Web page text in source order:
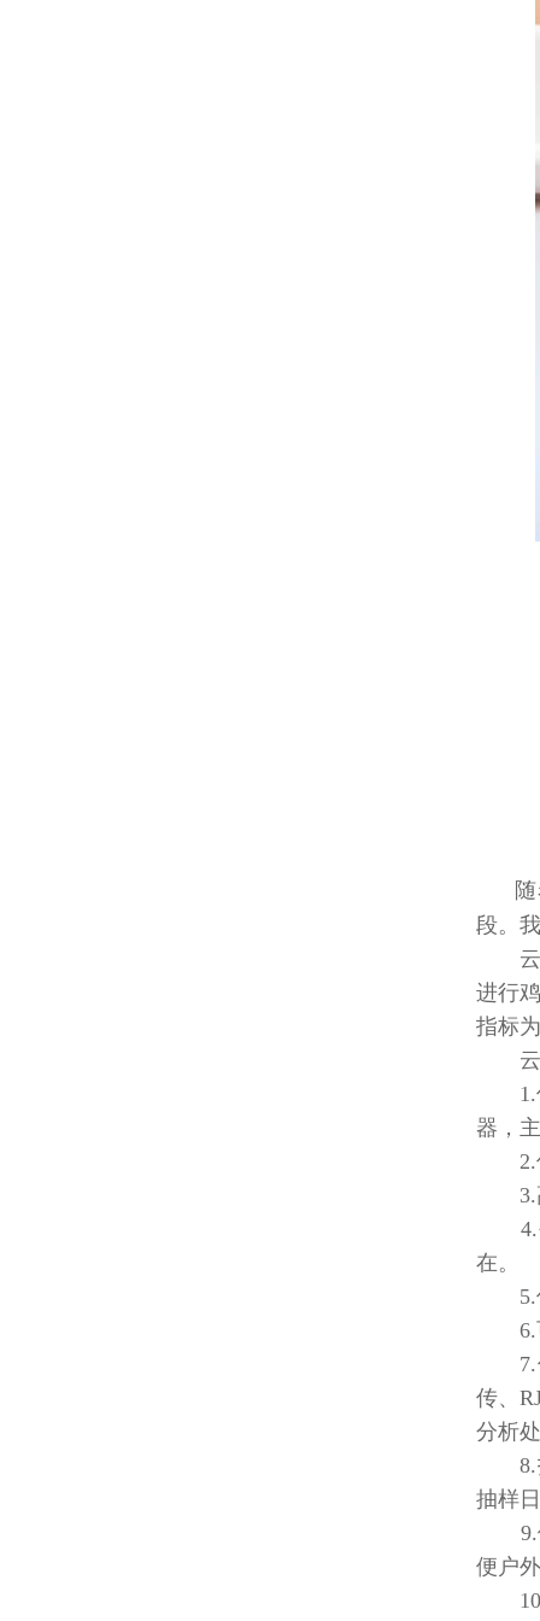
段。
云
进行
指标
云
1.仪
器，
2.仪
3.高
4.创
在。
5.仪
6.可
7.仪
传、
分析
8.打
抽样
9.供
便户
10.